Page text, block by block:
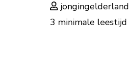
jongingelderland
3 minimale leestijd